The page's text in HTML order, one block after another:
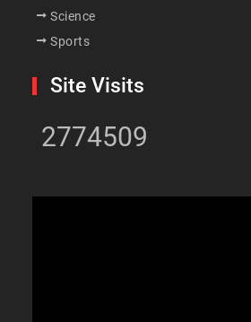
Science
Sports
Site Visits
2774509